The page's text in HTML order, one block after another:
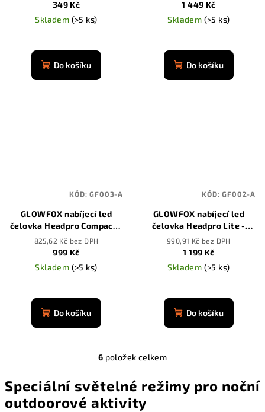
349 Kč
Skladem (>5 ks)
hodnocení
produktu
Do košíku
1 449 Kč
Skladem (>5 ks)
hodnocení
produktu
Do košíku
GLOWFOX nabíjecí led
čelovka Headpro Compact -
3500 mAh
825,62 Kč bez DPH
999 Kč
Skladem (>5 ks)
hodnocení
produktu
Do košíku
KÓD:GF003-A
GLOWFOX nabíjecí led
čelovka Headpro Lite -
3500 mAh
990,91 Kč bez DPH
1 199 Kč
Skladem (>5 ks)
hodnocení
produktu
Do košíku
KÓD:GF002-A
O
v
l
á
6 položek celkem
Speciální světelné režimy pro noční
outdoorové aktivity